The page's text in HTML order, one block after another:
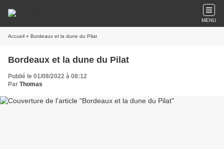
MENU
Accueil » Bordeaux et la dune du Pilat
Bordeaux et la dune du Pilat
Publié le 01/08/2022 à 08:12
Par Thomas